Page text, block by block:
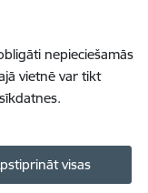
nepieciešamās
vietnē var tikt
visas